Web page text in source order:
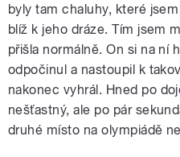
byly tam chaluhy, které
blíž k jeho dráze. Tím jsem
přišla normálně. On si na ní
odpočinul a nastoupil k
nakonec vyhrál. Hned po
nešťastný, ale po pár
druhé místo na olympiádě